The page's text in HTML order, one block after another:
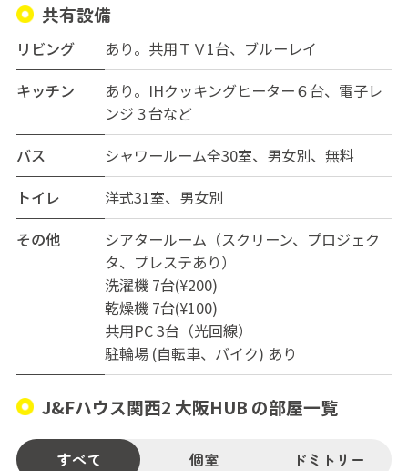
◆国際的！◆
外国人が半分以上のため、シェアハウス内の公用語が英
語になることが多く、英語の環境に身を置くにはベスト
です。
※初期費用及びその他費用
入居費：30,000円(全額償却)
再契約手数料3000円+税
入居するにあたり、弊社指定の保証会社の審査が必須と
なります。
リモート内覧も対応させて頂いておりますので、お気軽
にお問い合わせください。
共有設備
リビング
あり。共用ＴＶ1台、ブルーレイ
キッチン
あり。IHクッキングヒーター６台、電子レ
ンジ３台など
バス
シャワールーム全30室、男女別、無料
トイレ
洋式31室、男女別
その他
シアタールーム（スクリーン、プロジェク
タ、プレステあり）
洗濯機 7台(¥200)
乾燥機 7台(¥100)
共用PC 3台（光回線）
駐輪場 (自転車、バイク) あり
J&Fハウス関西2 大阪HUB の部屋一覧
すべて 個室 ドミトリー